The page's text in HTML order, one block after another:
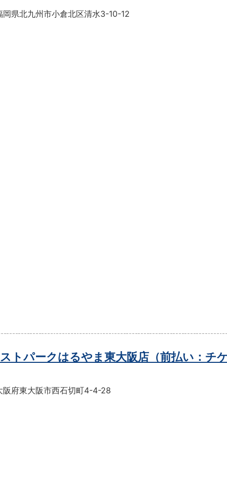
岡県北九州市小倉北区清水3-10-12
ストパークはるやま東大阪店（前払い：チ
阪府東大阪市西石切町4-4-28